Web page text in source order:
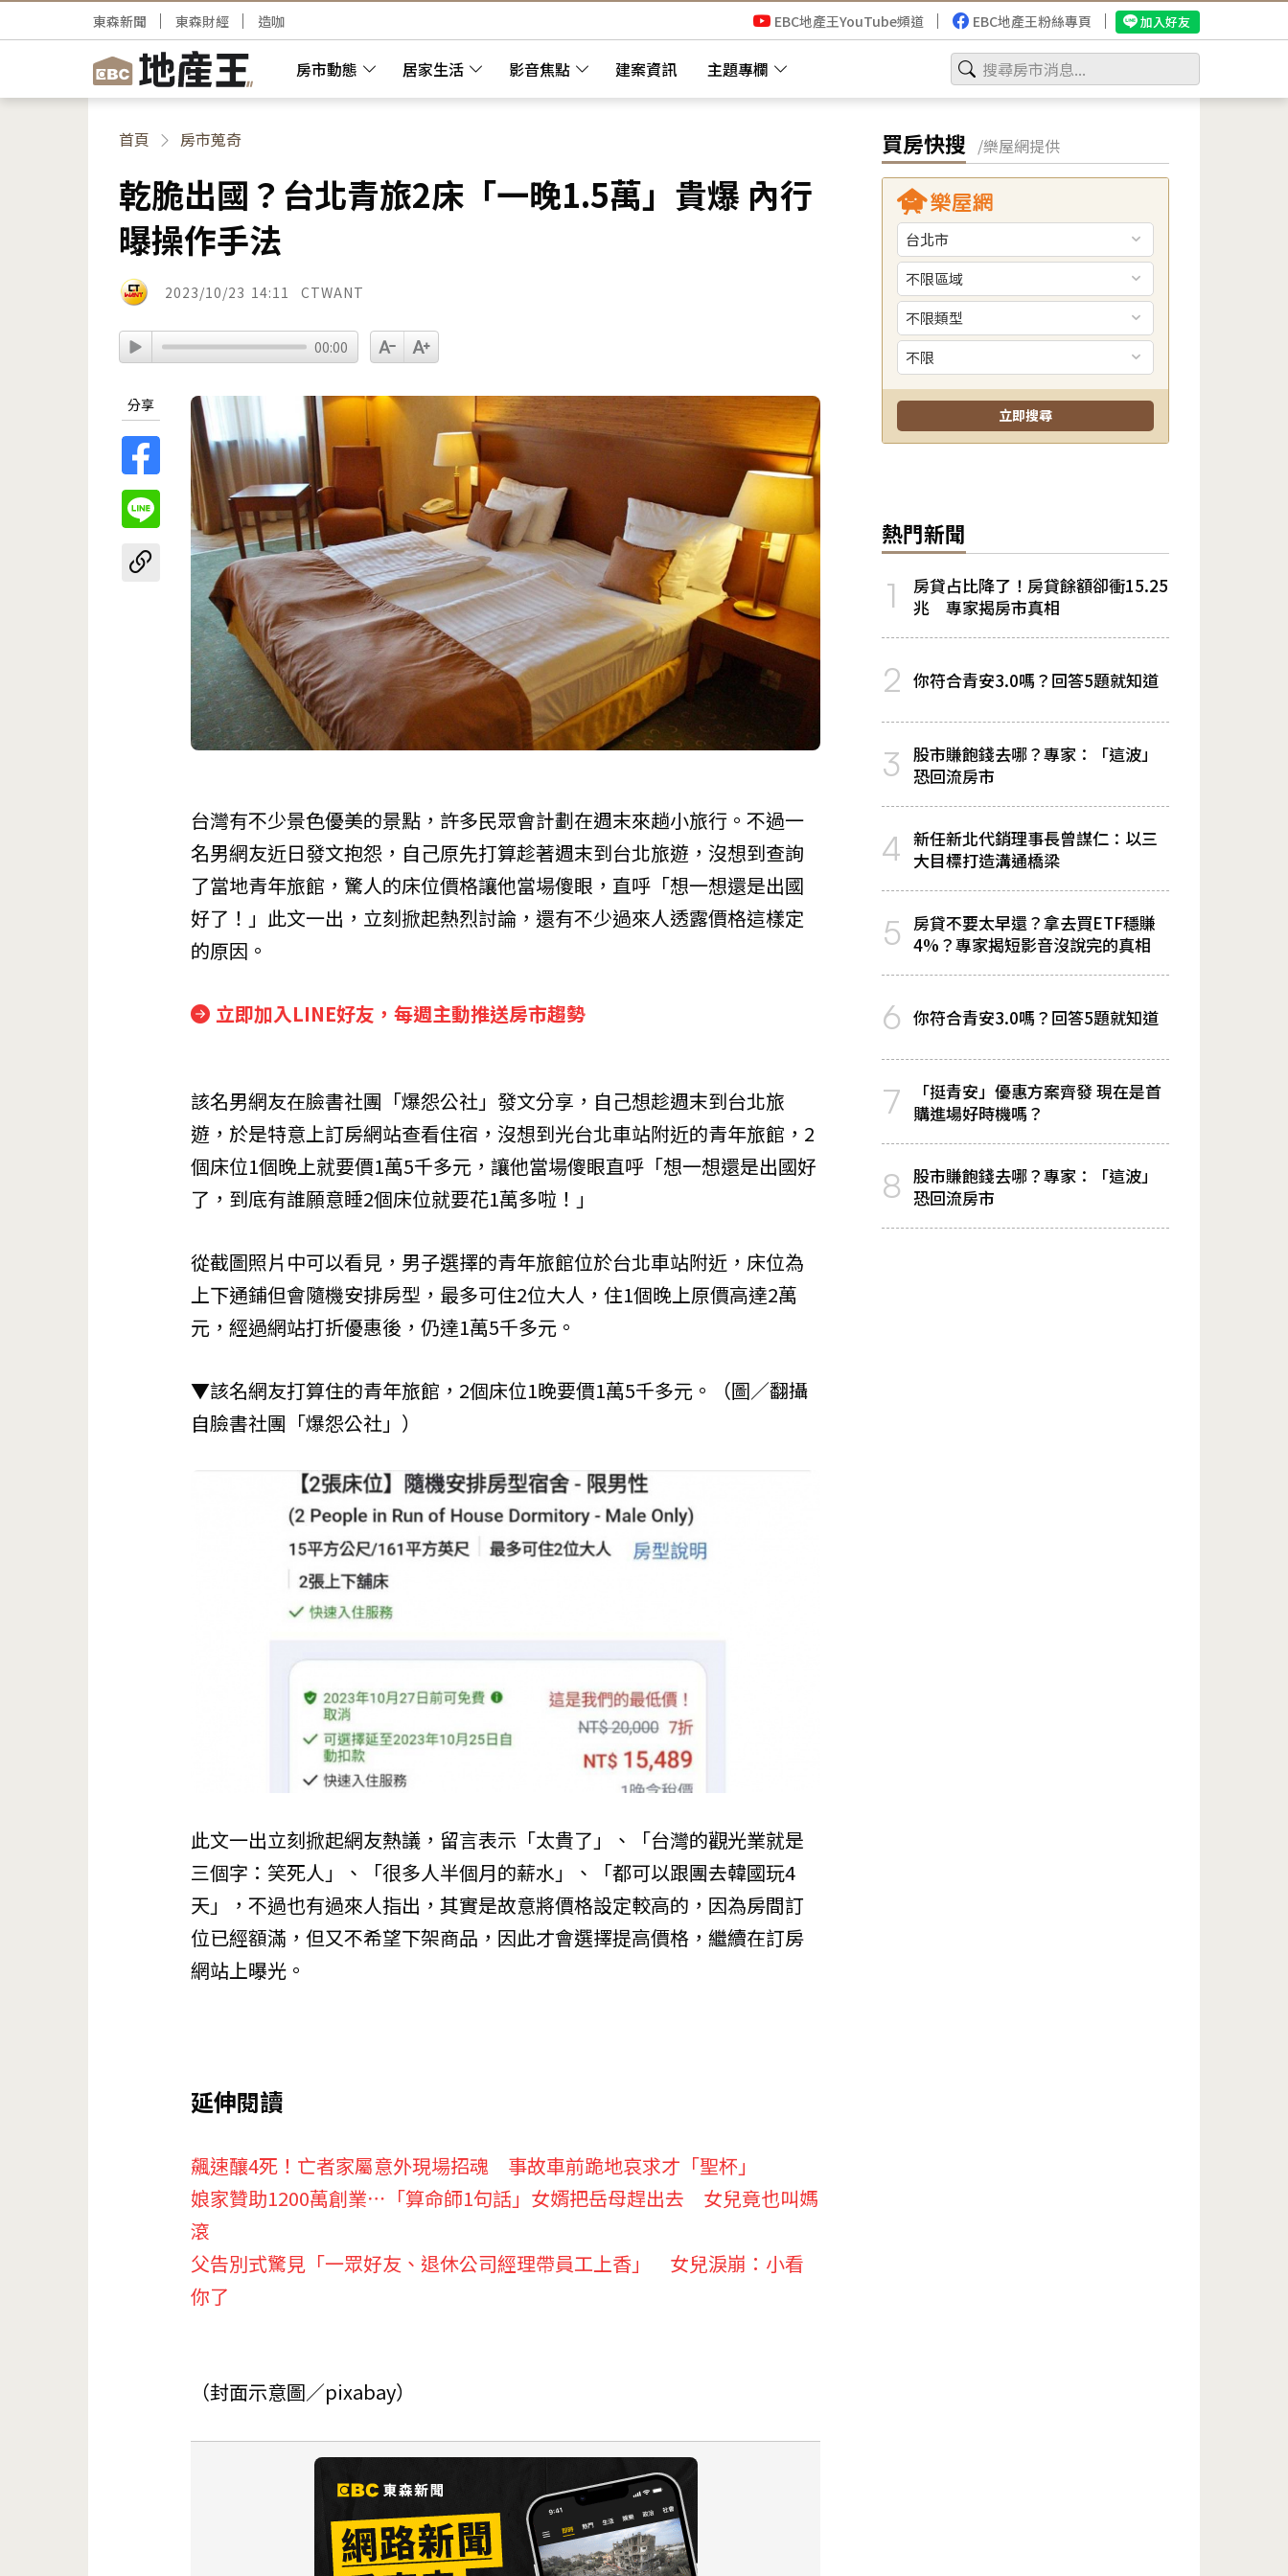
房市動態 居家生活 影音焦點 建案資訊 主題專欄
東森新聞 東森財經 造咖 EBC地產王YouTube頻道 EBC地產王粉絲專頁 加入好友
首頁 房市蒐奇
乾脆出國？台北青旅2床「一晚1.5萬」貴爆 內行
曝操作手法
2023/10/23 14:11 CTWANT
00:00
分享
台灣有不少景色優美的景點，許多民眾會計劃在週末來趟小旅行。不過一
名男網友近日發文抱怨，自己原先打算趁著週末到台北旅遊，沒想到查詢
了當地青年旅館，驚人的床位價格讓他當場傻眼，直呼「想一想還是出國
好了！」此文一出，立刻掀起熱烈討論，還有不少過來人透露價格這樣定
的原因。
立即加入LINE好友，每週主動推送房市趨勢
該名男網友在臉書社團「爆怨公社」發文分享，自己想趁週末到台北旅
遊，於是特意上訂房網站查看住宿，沒想到光台北車站附近的青年旅館，2
個床位1個晚上就要價1萬5千多元，讓他當場傻眼直呼「想一想還是出國好
了，到底有誰願意睡2個床位就要花1萬多啦！」
從截圖照片中可以看見，男子選擇的青年旅館位於台北車站附近，床位為
上下通鋪但會隨機安排房型，最多可住2位大人，住1個晚上原價高達2萬
元，經過網站打折優惠後，仍達1萬5千多元。
▼該名網友打算住的青年旅館，2個床位1晚要價1萬5千多元。（圖／翻攝
自臉書社團「爆怨公社」）
此文一出立刻掀起網友熱議，留言表示「太貴了」、「台灣的觀光業就是
三個字：笑死人」、「很多人半個月的薪水」、「都可以跟團去韓國玩4
天」，不過也有過來人指出，其實是故意將價格設定較高的，因為房間訂
位已經額滿，但又不希望下架商品，因此才會選擇提高價格，繼續在訂房
網站上曝光。
延伸閱讀
飆速釀4死！亡者家屬意外現場招魂 事故車前跪地哀求才「聖杯」
娘家贊助1200萬創業⋯「算命師1句話」女婿把岳母趕出去 女兒竟也叫媽
滾
父告別式驚見「一眾好友、退休公司經理帶員工上香」 女兒淚崩：小看
你了
（封面示意圖／pixabay）
買房快搜 /樂屋網提供
熱門新聞
1
房貸占比降了！房貸餘額卻衝15.25
兆 專家揭房市真相
2 你符合青安3.0嗎？回答5題就知道
3 股市賺飽錢去哪？專家：「這波」
恐回流房市
4 新任新北代銷理事長曾謀仁：以三
大目標打造溝通橋梁
5 房貸不要太早還？拿去買ETF穩賺
4%？專家揭短影音沒說完的真相
6 你符合青安3.0嗎？回答5題就知道
7
「挺青安」優惠方案齊發 現在是首
購進場好時機嗎？
8 股市賺飽錢去哪？專家：「這波」
恐回流房市